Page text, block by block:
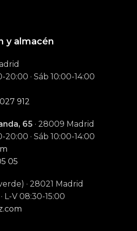
y almacén
20:00 · Sáb 10:00-14:00
912
65 · 28009 Madrid
20:00 · Sáb 10:00-14:00
05
· 28021 Madrid
L-V 08:30-15:00